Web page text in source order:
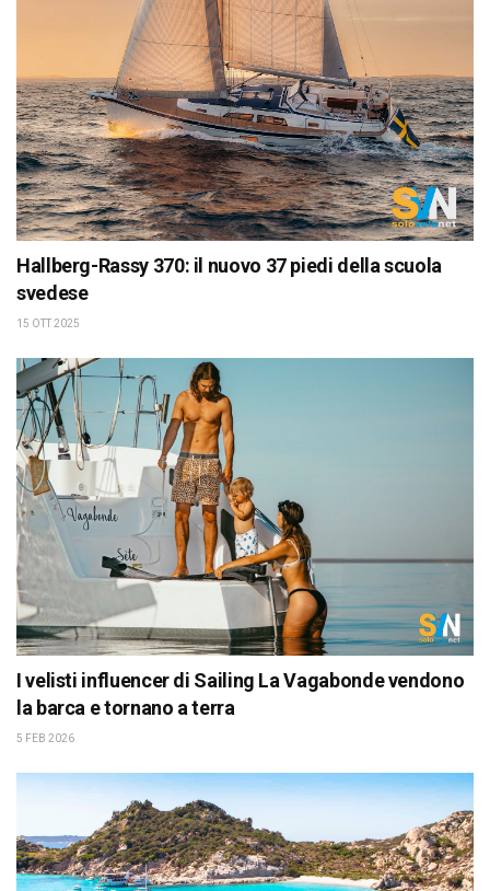
Hallberg-Rassy 370: il nuovo 37 piedi della scuola
svedese
15 OTT 2025
I velisti influencer di Sailing La Vagabonde vendono
la barca e tornano a terra
5 FEB 2026